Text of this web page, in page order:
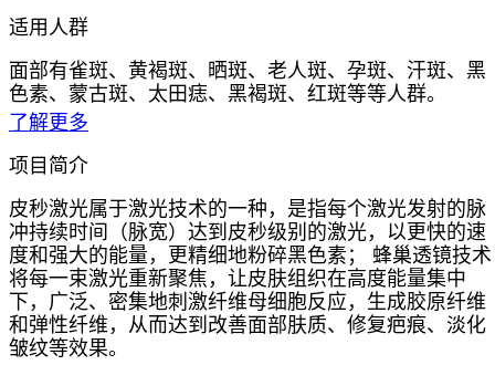
适用人群
面部有雀斑、黄褐斑、晒斑、老人斑、孕斑、汗斑、黑
色素、蒙古斑、太田痣、黑褐斑、红斑等等人群。
了解更多
项目简介
皮秒激光属于激光技术的一种，是指每个激光发射的脉
冲持续时间（脉宽）达到皮秒级别的激光，以更快的速
度和强大的能量，更精细地粉碎黑色素； 蜂巢透镜技术
将每一束激光重新聚焦，让皮肤组织在高度能量集中
下，广泛、密集地刺激纤维母细胞反应，生成胶原纤维
和弹性纤维，从而达到改善面部肤质、修复疤痕、淡化
皱纹等效果。